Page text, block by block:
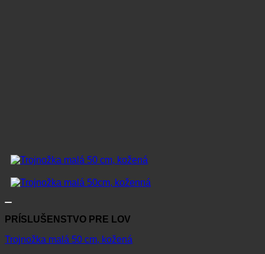
PRÍSLUŠENSTVO PRE LOV
Trojnožka malá 50 cm, kožená